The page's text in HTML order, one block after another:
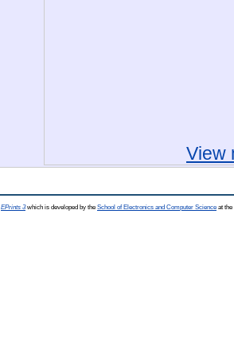
View
EPrints 3which is developed by the School of Electronics and Computer Science at